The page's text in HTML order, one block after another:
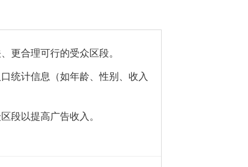
更合理可行的受众区段。
统计信息（如年龄、性别、收入
段以提高广告收入。